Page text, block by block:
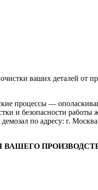
ваших деталей от
процессы —
и безопасности работы
по адресу: г.
ВАШЕГО